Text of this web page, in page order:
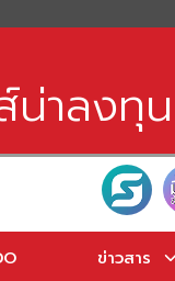
น่าลงทุน
ข่าวสาร